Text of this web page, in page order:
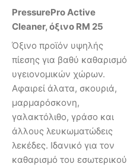
PressurePro Active
Cleaner, όξινο RM 25
Όξινο προϊόν υψηλής
πίεσης για βαθύ καθαρισμό
υγειονομικών χώρων.
Αφαιρεί άλατα, σκουριά,
μαρμαρόσκονη,
γαλακτόλιθο, γράσο και
άλλους λευκωματώδεις
λεκέδες. Ιδανικό για τον
καθαρισμό του εσωτερικού